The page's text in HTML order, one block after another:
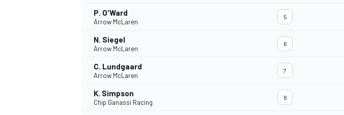
NASCAR CUP
P. O'Ward
Arrow McLaren
5
N. Siegel
Arrow McLaren
6
C. Lundgaard
Arrow McLaren
7
K. Simpson
Chip Ganassi Racing
8